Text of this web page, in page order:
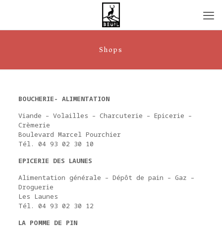
Shops
BOUCHERIE- ALIMENTATION
Viande – Volailles – Charcuterie – Epicerie –
Crèmerie
Boulevard Marcel Pourchier
Tél. 04 93 02 30 10
EPICERIE DES LAUNES
Alimentation générale – Dépôt de pain – Gaz –
Droguerie
Les Launes
Tél. 04 93 02 30 12
LA POMME DE PIN